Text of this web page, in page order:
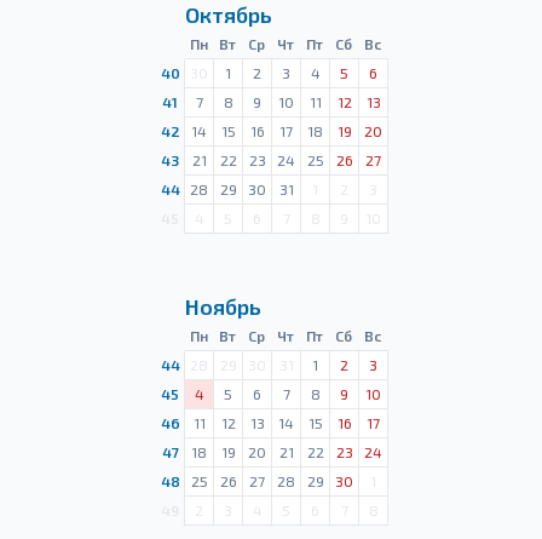
Октябрь
Пн Вт Ср Чт Пт Сб
Вс
40
30 1 2 3 4 5
6
41
7 8 9 10 11 12
13
42
14 15 16 17 18 19
20
43
21 22 23 24 25 26
27
44
28 29 30 31 1 2
3
4 5 6 7 8 9 10
Ноябрь
Пн Вт Ср Чт Пт Сб
Вс
44
28 29 30 31 1 2
3
45
4 5 6 7 8 9
10
46
11 12 13 14 15 16
17
47
18 19 20 21 22 23
24
48
25 26 27 28 29 30
1
2 3 4 5 6 7 8